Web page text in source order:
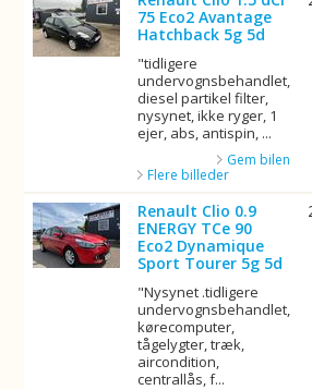
75 Eco2 Avantage
Hatchback 5g 5d
"tidligere
undervognsbehandlet,
diesel partikel filter,
nysynet, ikke ryger, 1
ejer, abs, antispin, ...
Gem bilen
Flere billeder
Renault Clio 0.9
ENERGY TCe 90
Eco2 Dynamique
Sport Tourer 5g 5d
"Nysynet .tidligere
undervognsbehandlet,
kørecomputer,
tågelygter, træk,
aircondition,
centrallås, f...